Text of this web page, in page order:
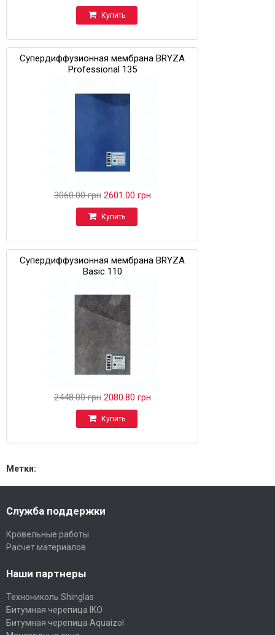
Купить
Супердиффузионная мембрана BRYZA
Professional 135
3060.00 грн 2601.00 грн
Купить
Супердиффузионная мембрана BRYZA
Basic 110
2448.00 грн 2080.80 грн
Купить
Метки:
Служба поддержки
Кровельные работы
Расчет материалов
Наши партнеры
Технониколь Shinglas
Битумная черепица IKO
Битумная черепица Aquaizol